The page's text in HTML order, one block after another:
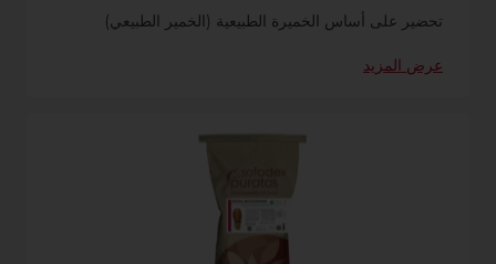
تحضير على أساس الخميرة الطبيعية (الخمير الطبيعي)
عرض المزيد